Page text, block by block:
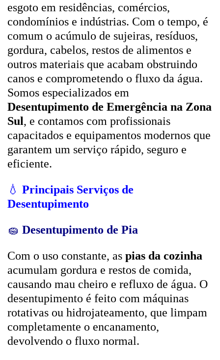
esgoto em residências, comércios,
condomínios e indústrias. Com o tempo, é
comum o acúmulo de sujeiras, resíduos,
gordura, cabelos, restos de alimentos e
outros materiais que acabam obstruindo
canos e comprometendo o fluxo da água.
Somos especializados em
Desentupimento de Emergência na Zona
Sul, e contamos com profissionais
capacitados e equipamentos modernos que
garantem um serviço rápido, seguro e
eficiente.
💧 Principais Serviços de
Desentupimento
🧽 Desentupimento de Pia
Com o uso constante, as pias da cozinha
acumulam gordura e restos de comida,
causando mau cheiro e refluxo de água. O
desentupimento é feito com máquinas
rotativas ou hidrojateamento, que limpam
completamente o encanamento,
devolvendo o fluxo normal.